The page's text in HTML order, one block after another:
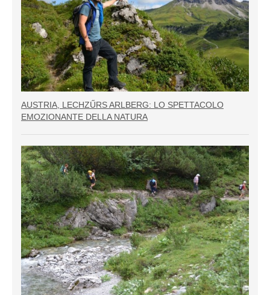
AUSTRIA, LECHZŰRS ARLBERG: LO SPETTACOLO
EMOZIONANTE DELLA NATURA